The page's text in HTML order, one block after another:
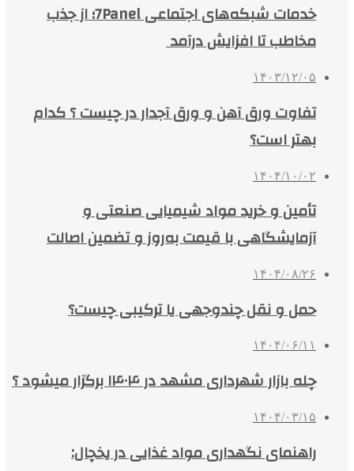
خدمات شبکه‌های اجتماعی 7Panel؛ از جذب
مخاطب تا افزایش درآمد
۱۴۰۳/۱۲/۰۵
تفاوت ورق آهن و ورق آجدار در چیست ؟ کدام
بهتر است؟
۱۴۰۴/۱۰/۰۲
تأمین و خرید مواد شیمیایی صنعتی و
آزمایشگاهی با قیمت به‌روز و تضمین اصالت
۱۴۰۴/۰۸/۲۶
حمل و نقل چندوجهی یا ترکیبی چیست؟
۱۴۰۴/۰۶/۱۱
چله بازار شهرداری مشهد در ۱۴۰۴ برگزار میشود ؟
۱۴۰۴/۰۳/۱۵
راهنمای نگهداری مواد غذایی در یخچال: